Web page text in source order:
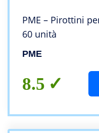
PME – Pirottini
60 unità
PME
8.5